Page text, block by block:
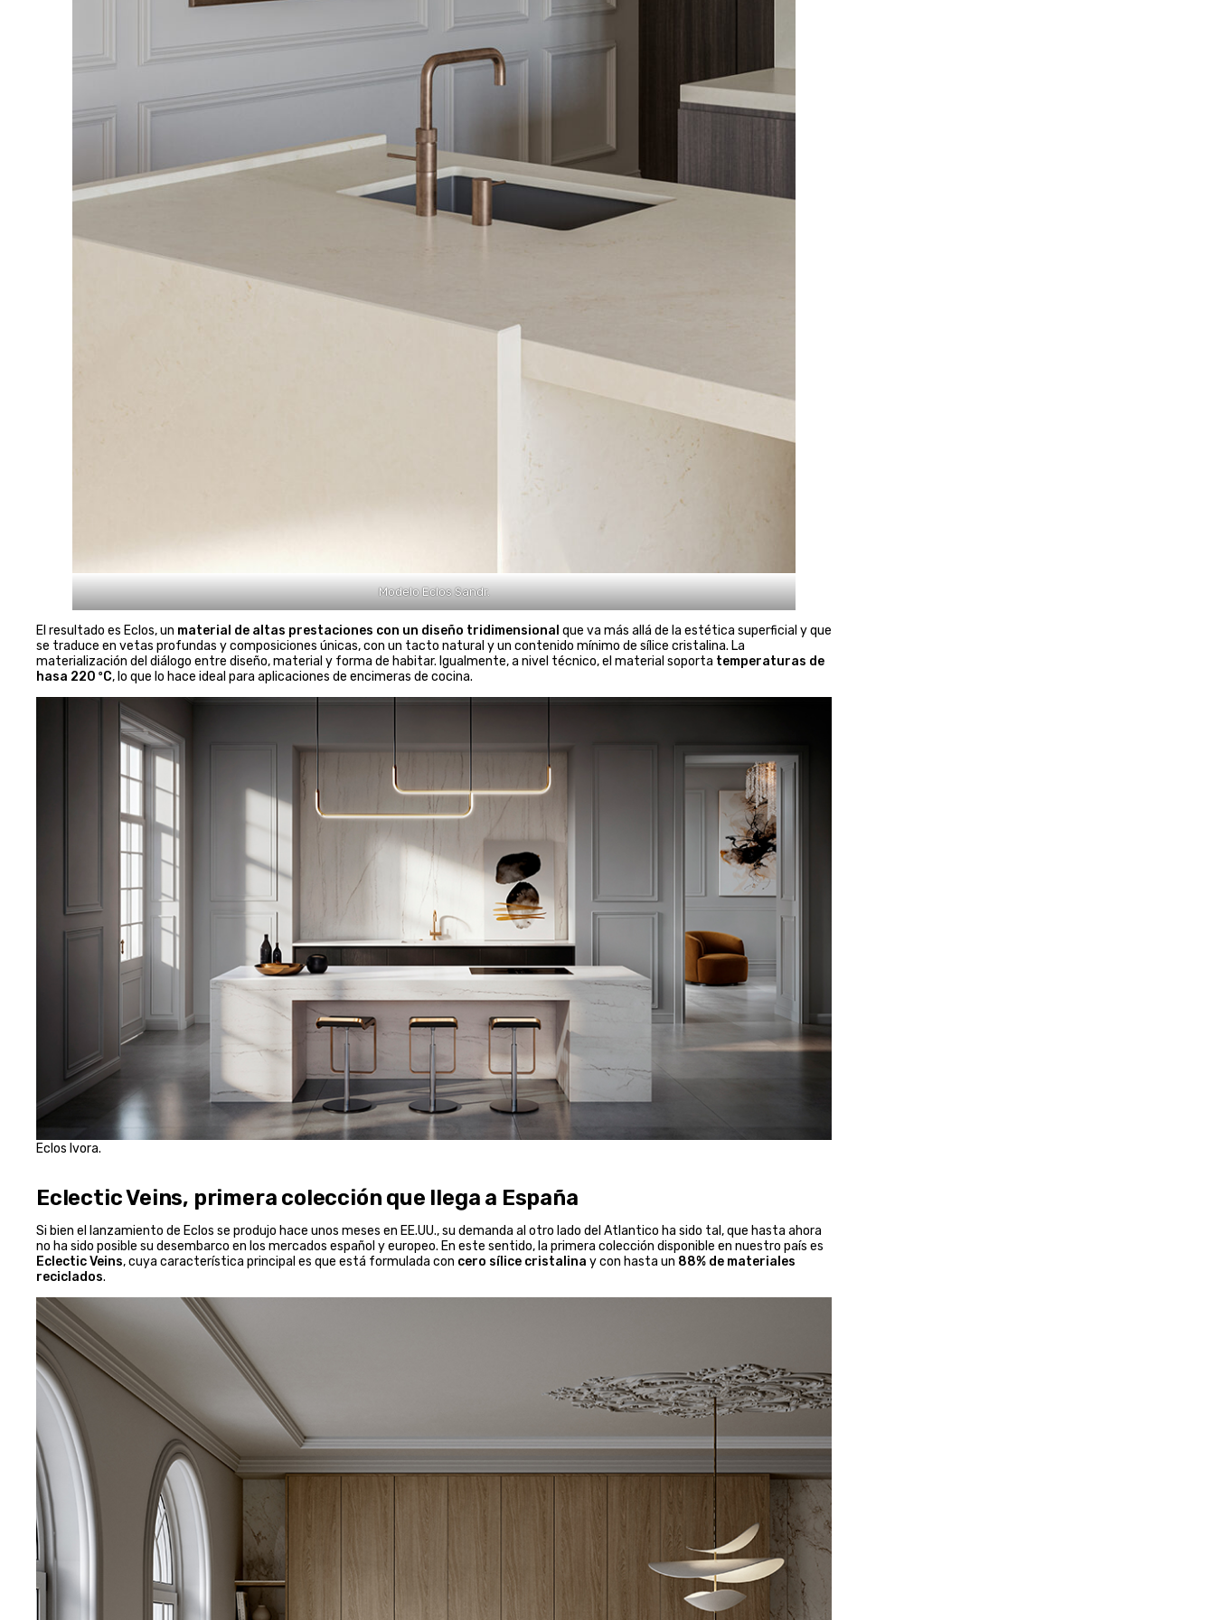
Modelo Eclos Sandr.
El resultado es Eclos, un material de altas prestaciones con un diseño tridimensional que va más allá de la estética superficial y que
se traduce en vetas profundas y composiciones únicas, con un tacto natural y un contenido mínimo de sílice cristalina. La
materialización del diálogo entre diseño, material y forma de habitar. Igualmente, a nivel técnico, el material soporta temperaturas de
hasa 220 ºC, lo que lo hace ideal para aplicaciones de encimeras de cocina.
Eclos Ivora.
Eclectic Veins, primera colección que llega a España
Si bien el lanzamiento de Eclos se produjo hace unos meses en EE.UU., su demanda al otro lado del Atlantico ha sido tal, que hasta ahora
no ha sido posible su desembarco en los mercados español y europeo. En este sentido, la primera colección disponible en nuestro país es
Eclectic Veins, cuya característica principal es que está formulada con cero sílice cristalina y con hasta un 88% de materiales
reciclados.